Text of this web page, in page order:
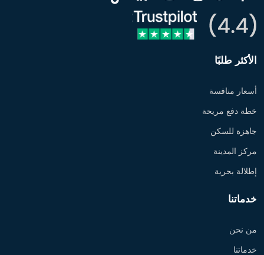
الأكثر طلبًا
أسعار منافسة
خطة دفع مريحة
جاهزة للسكن
مركز المدينة
إطلالة بحرية
خدماتنا
من نحن
خدماتنا